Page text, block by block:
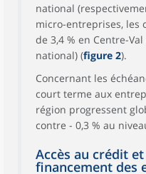
national
micro-entreprises, les
de 3,4 % en Centre-
national) (figure 2).
Concernant les
court terme aux
région progressent
contre - 0,3 % au
Accès au crédit
financement des